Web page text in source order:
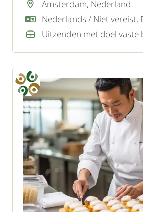
Amsterdam, Nederland
Nederlands / Niet vereist,
Uitzenden met doel vaste